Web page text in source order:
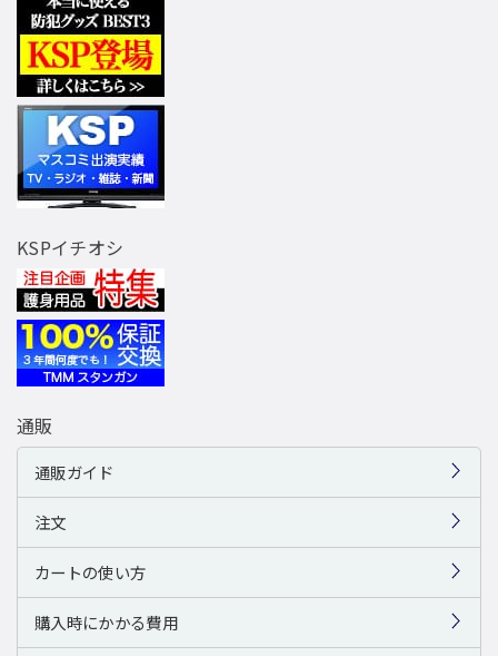
KSPイチオシ
通販
通販ガイド
注文
カートの使い方
購入時にかかる費用